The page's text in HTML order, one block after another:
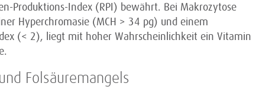
Produktions-Index (RPI) bewährt. Bei Makrozytose
Hyperchromasie (MCH > 34 pg) und einem
(< 2), liegt mit hoher Wahrscheinlichkeit ein Vitamin
Folsäuremangels